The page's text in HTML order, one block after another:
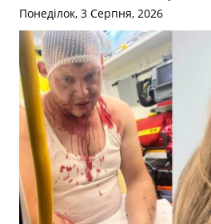
Понеділок, 3 Серпня, 2026